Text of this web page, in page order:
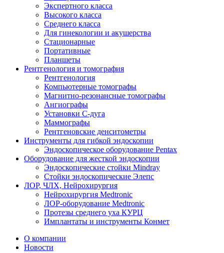
Экспертного класса
Высокого класса
Среднего класса
Для гинекологии и акушерства
Стационарные
Портативные
Планшеты
Рентгенология и томография
Рентгенология
Компьютерные томографы
Магнитно-резонансные томографы
Ангиографы
Установки С-дуга
Маммографы
Рентгеновские денситометры
Инструменты для гибкой эндоскопии
Эндоскопическое оборудование Pentax
Оборудование для жесткой эндоскопии
Эндоскопические стойки Mindray
Стойки эндоскопические Элепс
ЛОР, ЧЛХ, Нейрохирургия
Нейрохирургия Medtronic
ЛОР-оборудование Medtronic
Протезы среднего уха КУРЦ
Имплантаты и инструменты Конмет
О компании
Новости